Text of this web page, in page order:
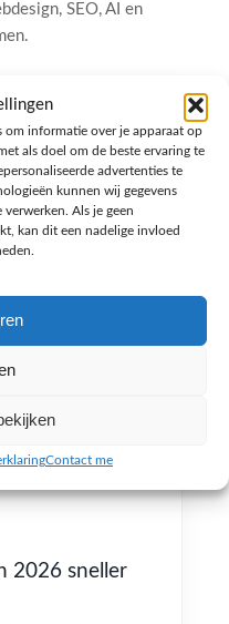
informatie over je apparaat op
als doel om de beste ervaring te
advertenties te
kunnen wij gegevens
Als je geen
kan dit een nadelige invloed
Contact me
SEO, AI en
2026 sneller